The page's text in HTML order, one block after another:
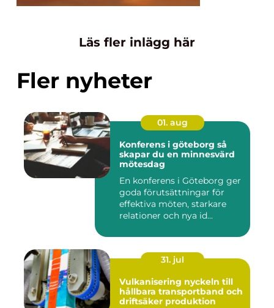
Läs fler inlägg här
Fler nyheter
01. aug
Konferens i göteborg så
skapar du en minnesvärd
mötesdag
En konferens i Göteborg ger
goda förutsättningar för
effektiva möten, starkare
relationer och nya id...
31. jul
Vulkanisering nyckeln till
hållbara transportband och
driftsäker produktion